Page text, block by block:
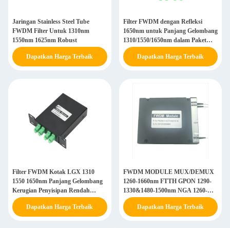
Jaringan Stainless Steel Tube
FWDM Filter Untuk 1310nm
1550nm 1625nm Robust
Dapatkan Harga Terbaik
Filter FWDM dengan Refleksi
1650nm untuk Panjang Gelombang
1310/1550/1650nm dalam Paket
Kotak LGX
Dapatkan Harga Terbaik
Filter FWDM Kotak LGX 1310
1550 1650nm Panjang Gelombang
Kerugian Penyisipan Rendah
untuk Komunikasi Optik
Dapatkan Harga Terbaik
FWDM MODULE MUX/DEMUX
1260-1660nm FTTH GPON 1290-
1330&1480-1500nm NGA 1260-
1280&1575-1650nm, Filter tepi
mode tunggal WDM OADM
Dapatkan Harga Terbaik